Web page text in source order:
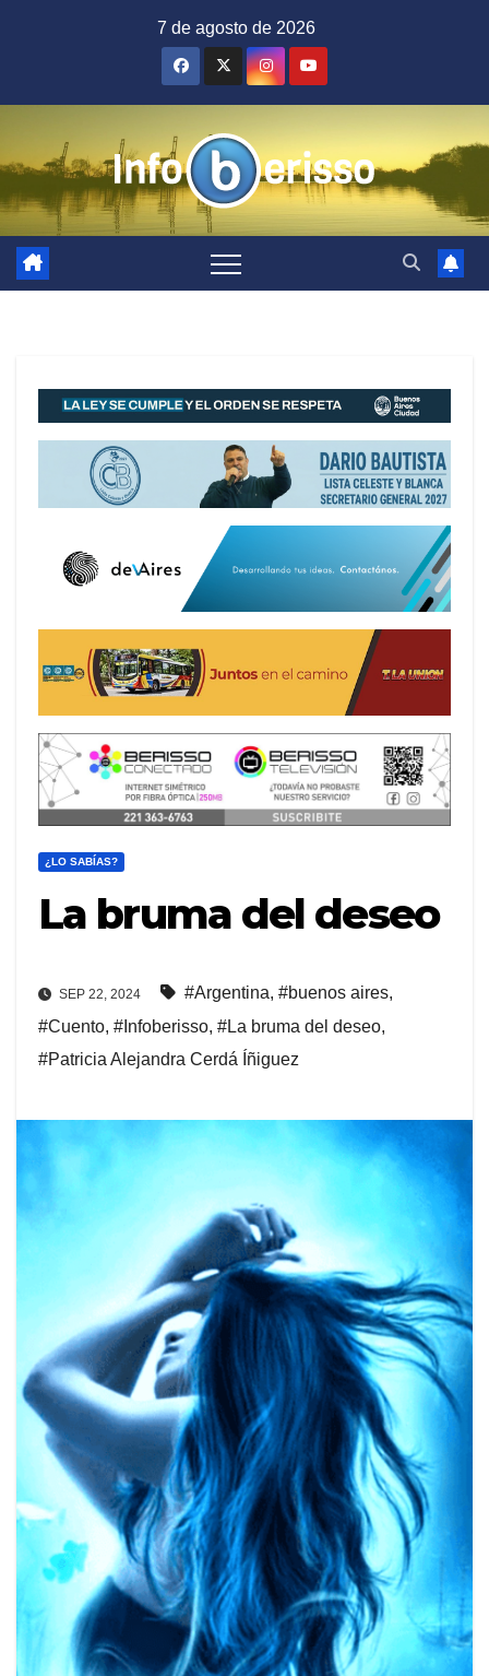
7 de agosto de 2026
¿LO SABÍAS?
La bruma del deseo
SEP 22, 2024 #Argentina, #buenos aires,
#Cuento, #Infoberisso, #La bruma del deseo,
#Patricia Alejandra Cerdá Íñiguez